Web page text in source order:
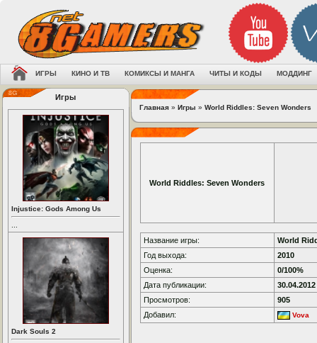
ИГРЫ КИНО И ТВ КОМИКСЫ И МАНГА ЧИТЫ И КОДЫ МОДДИНГ
Игры
Injustice: Gods Among Us
Dark Souls 2
Главная » Игры » World Riddles: Seven Wonders
World Riddles: Seven Wonders
Название игры:
World
Год выхода:
2010
Оценка:
0/100%
Дата публикации:
30.04.2012
Просмотров:
905
Добавил:
Vova